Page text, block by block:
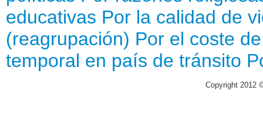
educativas Por la calidad de
(reagrupación) Por el coste
temporal en país de tránsito
Copyright 2012